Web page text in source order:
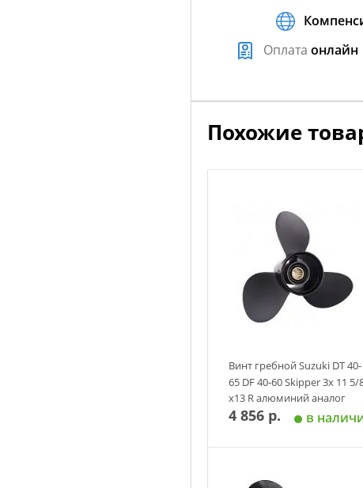
Оплата онлайн
Похожие
Винт гребной Suzuki DT 40-
65 DF 40-60 Skipper 3х 11 5/
х13 R алюминий аналог
4 856 р. в